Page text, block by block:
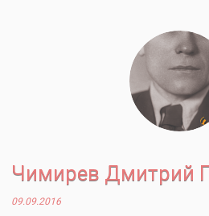
Чимирев Дмитрий
09.09.2016